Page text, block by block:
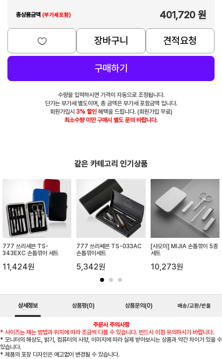
총상품금액 (부가세포함) 401,720 원
장바구니 견적요청
구매하기
수량을 입력하시면 가격이 자동으로 조정됩니다.
단가는 부가세 별도이며, 총 금액은 부가세 포함금액 입니다.
회원가입시 3% 할인혜택을 드립니다. (회원가입 무료)
최소수량 미만 구매시 별도 문의 바랍니다.
같은 카테고리 인기상품
777 쓰리세븐 TS-
343EXC 손톱깎이 세트
11,424원
777 쓰리쎄븐 TS-033AC
손톱깎이세트
5,342원
[샤오미] MIJIA 손톱깎이 5종
세트
10,273원
상세정보 상품평(0) 상품문의(0) 배송/교환/반품
주문시 주의사항
* 사이즈는 재는 방법과 위치에 따라 조금씩 다를 수 있습니다. 반드시 이점 유의하시기 바랍니다.
* 모니터의 해상도, 밝기, 컴퓨터의 사양, 이미지에 따라 실제 받아보시는 상품과 약간 차이가 있을 수
있습니다.
* 제품의 포장 디자인은 예고없이 변경될 수 있습니다.